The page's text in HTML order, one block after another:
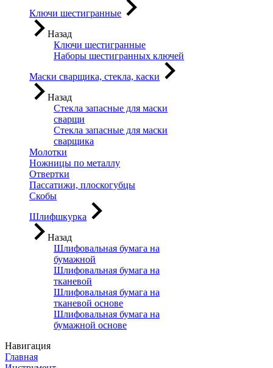
Ключи шестигранные
Назад
Ключи шестигранные
Наборы шестигранных ключей
Маски сварщика, стекла, каски
Назад
Стекла запасные для маски
сварщи
Стекла запасные для маски
сварщика
Молотки
Ножницы по металлу
Отвертки
Пассатижи, плоскогубцы
Скобы
Шлифшкурка
Назад
Шлифовальная бумага на
бумажной
Шлифовальная бумага на
тканевой
Шлифовальная бумага на
тканевой основе
Шлифовальная бумага на
бумажной основе
Навигация
Главная